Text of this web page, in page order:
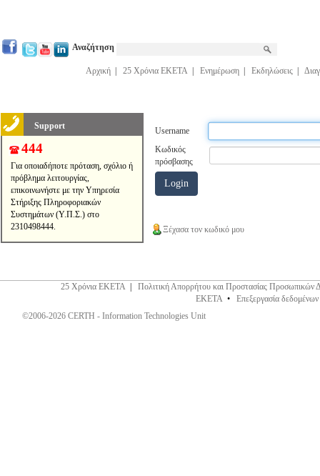
Αναζήτηση
Αρχική 25 Χρόνια ΕΚΕΤΑ Ενημέρωση Εκδηλώσεις
Support
444
Για οποιαδήποτε πρόταση, σχόλιο ή
πρόβλημα λειτουργίας,
επικοινωνήστε με την Υπηρεσία
Στήριξης Πληροφοριακών
Συστημάτων (Υ.Π.Σ.) στο
2310498444.
Username
Κωδικός
πρόσβασης
Ξέχασα τον κωδικό μου
25 Χρόνια ΕΚΕΤΑ
Πολιτική Απορρήτου και Προστασίας Προσωπικών
ΕΚΕΤΑ • Επεξεργασία
©2006-2026 CERTH - Information Technologies Unit